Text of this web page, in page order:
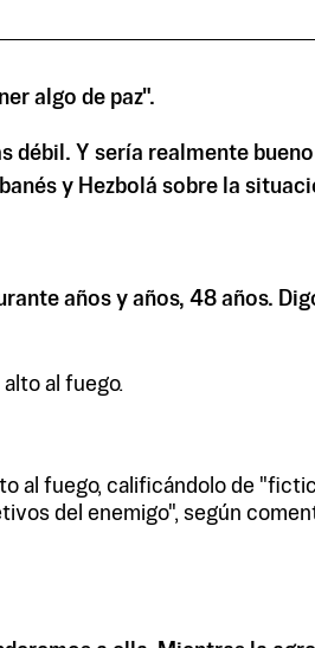
algo de paz".
Y sería realmente
y Hezbolá sobre la
años y años, 48 años.
al fuego.
al fuego, calificándolo de
del enemigo", según